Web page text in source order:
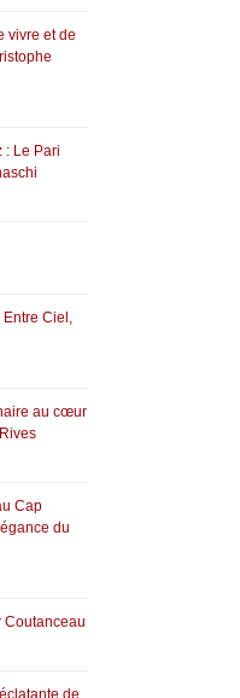
vivre et de
: Le Pari
Entre Ciel,
au cœur
Cap
du
Coutanceau